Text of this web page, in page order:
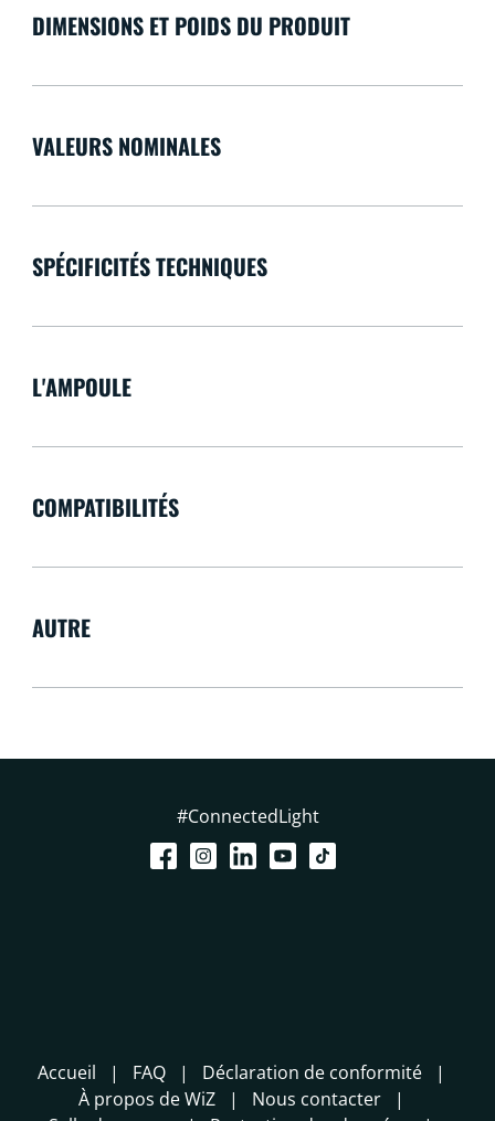
DIMENSIONS ET POIDS DU PRODUIT
VALEURS NOMINALES
SPÉCIFICITÉS TECHNIQUES
L'AMPOULE
COMPATIBILITÉS
AUTRE
#ConnectedLight
Accueil FAQ
Déclaration de conformité
À propos de WiZ
Nous contacter